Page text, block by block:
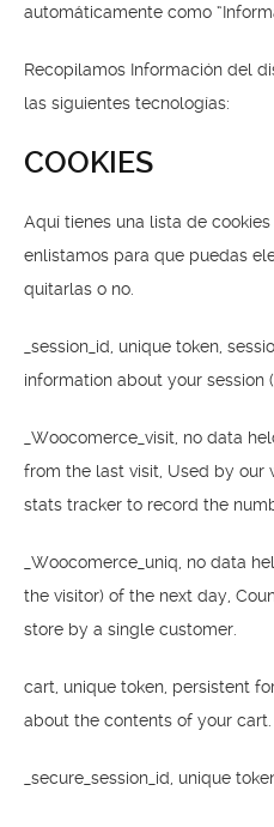
automáticamente como
Recopilamos Información del
las siguientes tecnologías:
COOKIES
Aquí tienes una lista de
enlistamos para que puedas
quitarlas o no.
_session_id, unique token,
information about your session
_Woocomerce_visit, no data
from the last visit, Used by our
stats tracker to record the
_Woocomerce_uniq, no data
the visitor) of the next day,
store by a single customer.
cart, unique token, persistent
about the contents of your cart.
_secure_session_id, unique